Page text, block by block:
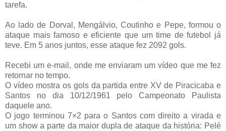
tarefa.
Ao lado de Dorval, Mengálvio, Coutinho e Pepe, formou o
ataque mais famoso e eficiente que um time de futebol já
teve. Em 5 anos juntos, esse ataque fez 2092 gols.
Recebi um e-mail, onde me enviaram um vídeo que me fez
retornar no tempo.
O vídeo mostra os gols da partida entre XV de Piracicaba e
Santos no dia 10/12/1961 pelo Campeonato Paulista
daquele ano.
O jogo terminou 7×2 para o Santos com direito a virada e
um show a parte da maior dupla de ataque da história: Pelé